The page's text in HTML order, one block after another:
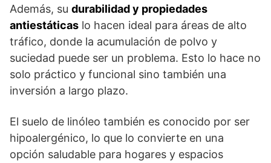
Además, su durabilidad y propiedades
antiestáticas lo hacen ideal para áreas de alto
tráfico, donde la acumulación de polvo y
suciedad puede ser un problema. Esto lo hace no
solo práctico y funcional sino también una
inversión a largo plazo.
El suelo de linóleo también es conocido por ser
hipoalergénico, lo que lo convierte en una
opción saludable para hogares y espacios